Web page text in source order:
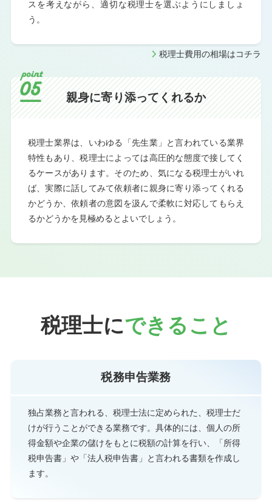
スを考えながら、適切な税理士を選ぶようにしましょ
う。
税理士費用の相場はコチラ
親身に寄り添ってくれるか
税理士業界は、いわゆる「先生業」と言われている業界
特性もあり、税理士によっては高圧的な態度で接してく
るケースがあります。そのため、気になる税理士がいれ
ば、実際に話してみて依頼者に親身に寄り添ってくれる
かどうか、依頼者の意図を汲んで柔軟に対応してもらえ
るかどうかを見極めるとよいでしょう。
税理士にできること
税務申告業務
独占業務と言われる、税理士法に定められた、税理士だ
けが行うことができる業務です。具体的には、個人の所
得金額や企業の儲けをもとに税額の計算を行い、「所得
税申告書」や「法人税申告書」と言われる書類を作成し
ます。